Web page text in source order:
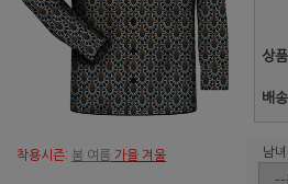
착용시즌: 봄 여름 가을 겨울
상
배송
남